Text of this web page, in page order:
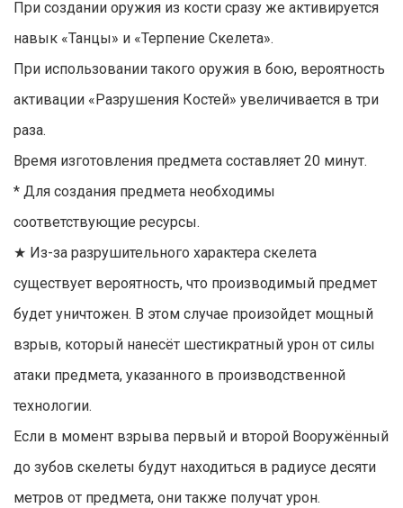
При создании оружия из кости сразу же активируется
навык «Танцы» и «Терпение Скелета».
При использовании такого оружия в бою, вероятность
активации «Разрушения Костей» увеличивается в три
раза.
Время изготовления предмета составляет 20 минут.
* Для создания предмета необходимы
соответствующие ресурсы.
★ Из-за разрушительного характера скелета
существует вероятность, что производимый предмет
будет уничтожен. В этом случае произойдет мощный
взрыв, который нанесёт шестикратный урон от силы
атаки предмета, указанного в производственной
технологии.
Если в момент взрыва первый и второй Вооружённый
до зубов скелеты будут находиться в радиусе десяти
метров от предмета, они также получат урон.